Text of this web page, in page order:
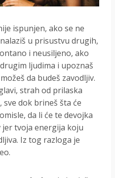
ispunjen, ako se ne
u prisustvu drugih,
i neusiljeno, ako
ljudima i upoznaš
da budeš zavodljiv.
strah od prilaska
dok brineš šta će
da li će te devojka
tvoja energija koju
Iz tog razloga je